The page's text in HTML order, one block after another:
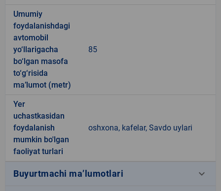
Umumiy
foydalanishdagi
avtomobil
yo‘llarigacha
bo‘lgan masofa
to‘g‘risida
ma’lumot (metr)
85
Yer
uchastkasidan
foydalanish
mumkin bo'lgan
faoliyat turlari
oshxona, kafelar, Savdo uylari
Buyurtmachi ma’lumotlari keyboard_arrow_down